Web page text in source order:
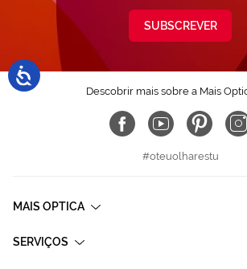
SUBSCREVER
Descobrir mais sobre a Mais
#oteuolharestu
MAIS OPTICA
SERVIÇOS